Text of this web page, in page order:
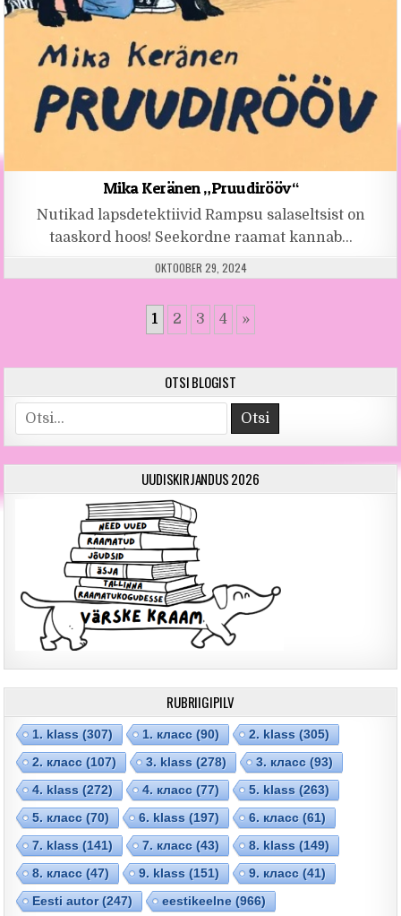
Mika Keränen „Pruudirööv“
Nutikad lapsdetektiivid Rampsu salaseltsist on
taaskord hoos! Seekordne raamat kannab…
PUBLISHED DATE:
OKTOOBER 29, 2024
1 2 3 4 »
OTSI BLOGIST
Otsi
UUDISKIRJANDUS 2026
RUBRIIGIPILV
1. klass (307) 1. класс (90) 2. klass (305)
2. класс (107) 3. klass (278) 3. класс (93)
4. klass (272) 4. класс (77) 5. klass (263)
5. класс (70) 6. klass (197) 6. класс (61)
7. klass (141) 7. класс (43) 8. klass (149)
8. класс (47) 9. klass (151) 9. класс (41)
Eesti autor(247) eestikeelne (966)